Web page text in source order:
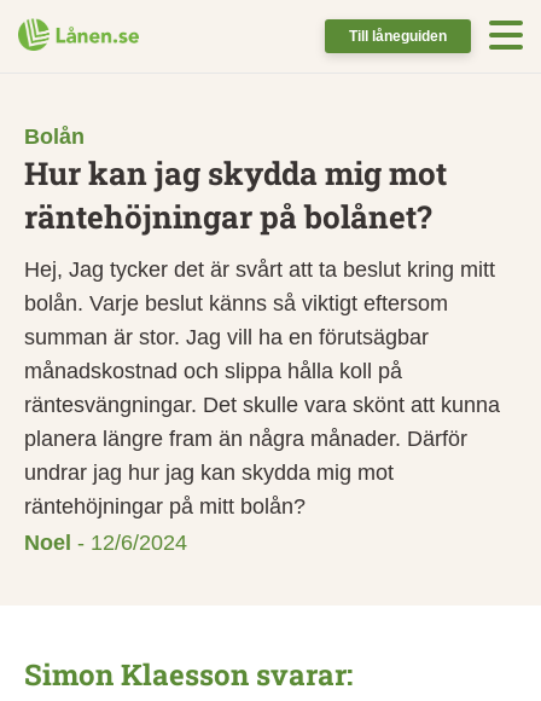
Till låneguiden
Bolån
Hur kan jag skydda mig mot
räntehöjningar på bolånet?
Hej, Jag tycker det är svårt att ta beslut kring mitt
bolån. Varje beslut känns så viktigt eftersom
summan är stor. Jag vill ha en förutsägbar
månadskostnad och slippa hålla koll på
räntesvängningar. Det skulle vara skönt att kunna
planera längre fram än några månader. Därför
undrar jag hur jag kan skydda mig mot
räntehöjningar på mitt bolån?
Noel - 12/6/2024
Simon Klaesson svarar: